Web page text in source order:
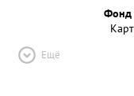
Фонд
Ещё